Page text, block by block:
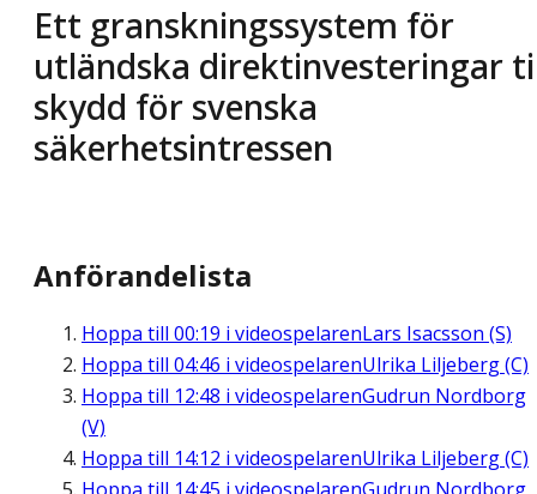
Ett granskningssystem för
utländska direktinvesteringar
skydd för svenska
säkerhetsintressen
Anförandelista
Hoppa till 00:19 i videospelarenLars Isacsson (S)
Hoppa till 04:46 i videospelarenUlrika Liljeberg (C)
Hoppa till 12:48 i videospelarenGudrun Nordborg
(V)
Hoppa till 14:12 i videospelarenUlrika Liljeberg (C)